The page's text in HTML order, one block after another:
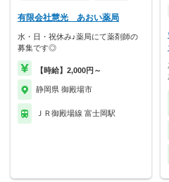
有限会社慧光 あおい薬局
水・日・祝休み♪薬局にて薬剤師の
募集です◎
【時給】2,000円～
静岡県 御殿場市
ＪＲ御殿場線 富士岡駅